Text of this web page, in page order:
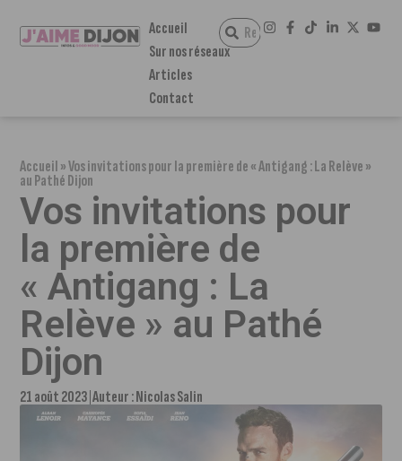
Accueil
Sur nos réseaux
Articles
Contact
Accueil»Vos invitations pour la première de « Antigang : La Relève »
au Pathé Dijon
Vos invitations pour
la première de
« Antigang : La
Relève » au Pathé
Dijon
21 août 2023 Auteur :Nicolas Salin